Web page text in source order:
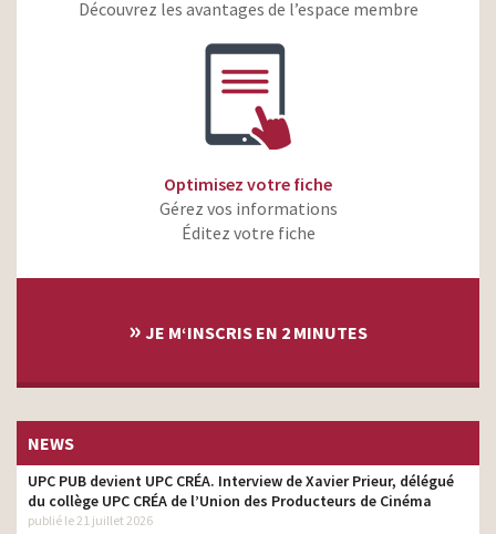
directeur de production
directeur de production
Vivelle DOP- Playgum
directeur de production
Découvrez les avantages de l’espace membre
Optimisez votre fiche
Gérez vos informations
Éditez votre fiche
» JE M‘INSCRIS EN 2 MINUTES
NEWS
UPC PUB devient UPC CRÉA. Interview de Xavier Prieur, délégué
du collège UPC CRÉA de l’Union des Producteurs de Cinéma
publié le 21 juillet 2026